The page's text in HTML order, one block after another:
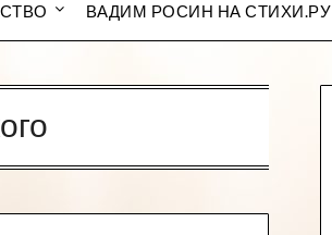
ВАДИМ РОСИН НА СТИХИ.РУ